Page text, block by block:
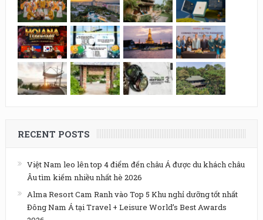
RECENT POSTS
Việt Nam leo lên top 4 điểm đến châu Á được du khách châu
Âu tìm kiếm nhiều nhất hè 2026
Alma Resort Cam Ranh vào Top 5 Khu nghỉ dưỡng tốt nhất
Đông Nam Á tại Travel + Leisure World’s Best Awards